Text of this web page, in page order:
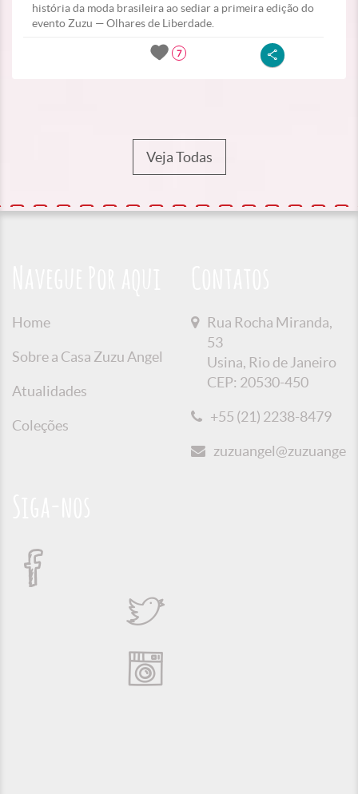
história da moda brasileira ao sediar a primeira edição do
evento Zuzu — Olhares de Liberdade.
7
Veja Todas
Home
Sobre a Casa Zuzu Angel
Atualidades
Coleções
Rua Rocha Miranda,
53
Usina, Rio de Janeiro
CEP: 20530-450
+55 (21) 2238-8479